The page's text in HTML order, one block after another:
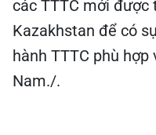
các TTTC mới được
Kazakhstan để có
hành TTTC phù
Nam./.